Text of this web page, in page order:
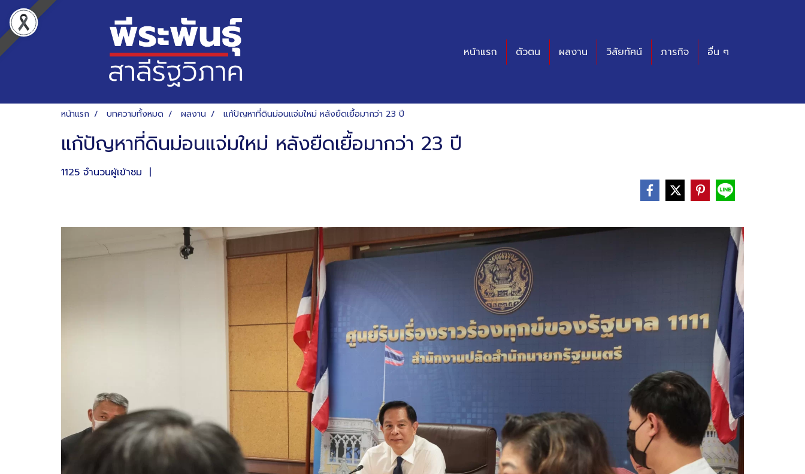
หน้าแรก ตัวตน ผลงาน วิสัยทัศน์ ภารกิจ อื่น ๆ
หน้าแรก บทความทั้งหมด ผลงาน แก้ปัญหาที่ดินม่อนแจ่มใหม่ หลังยืดเยื้อมากว่า 23 ปี
แก้ปัญหาที่ดินม่อนแจ่มใหม่ หลังยืดเยื้อมากว่า 23 ปี
1125 จำนวนผู้เข้าชม |